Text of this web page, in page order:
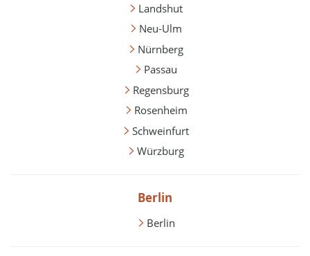
Landshut
Neu-Ulm
Nürnberg
Passau
Regensburg
Rosenheim
Schweinfurt
Würzburg
Berlin
Berlin